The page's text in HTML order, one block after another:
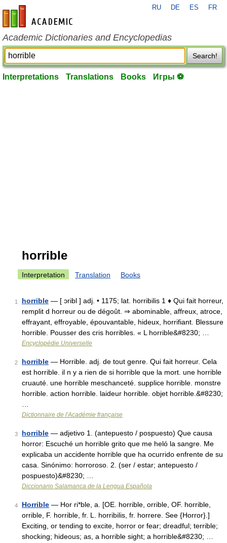
en-academic.com
RU DE ES FR
Academic Dictionaries and Encyclopedias
Search!
Interpretations Translations Books Игры ⚽
horrible
Interpretation Translation Books
1 horrible — [ ɔribl ] adj. • 1175; lat. horribilis 1 ♦ Qui fait horreur,
remplit d horreur ou de dégoût. ⇒ abominable, affreux, atroce,
effrayant, effroyable, épouvantable, hideux, horrifiant. Blessure
horrible. Pousser des cris horribles. « L horrible&#8230; …
Encyclopédie Universelle
2 horrible — Horrible. adj. de tout genre. Qui fait horreur. Cela
est horrible. il n y a rien de si horrible que la mort. une horrible
cruauté. une horrible meschanceté. supplice horrible. monstre
horrible. action horrible. laideur horrible. objet horrible.&#8230;
Dictionnaire de l'Académie française
3 horrible — adjetivo 1. (antepuesto / pospuesto) Que causa
horror: Escuché un horrible grito que me heló la sangre. Me
explicaba un accidente horrible que ha ocurrido enfrente de su
casa. Sinónimo: horroroso. 2. (ser / estar; antepuesto /
pospuesto)&#8230; …
Diccionario Salamanca de la Lengua Española
4 Horrible — Hor ri*ble, a. [OE. horrible, orrible, OF. horrible,
orrible, F. horrible, fr. L. horribilis, fr. horrere. See {Horror}.]
Exciting, or tending to excite, horror or fear; dreadful; terrible;
shocking; hideous; as, a horrible sight; a horrible&#8230; …